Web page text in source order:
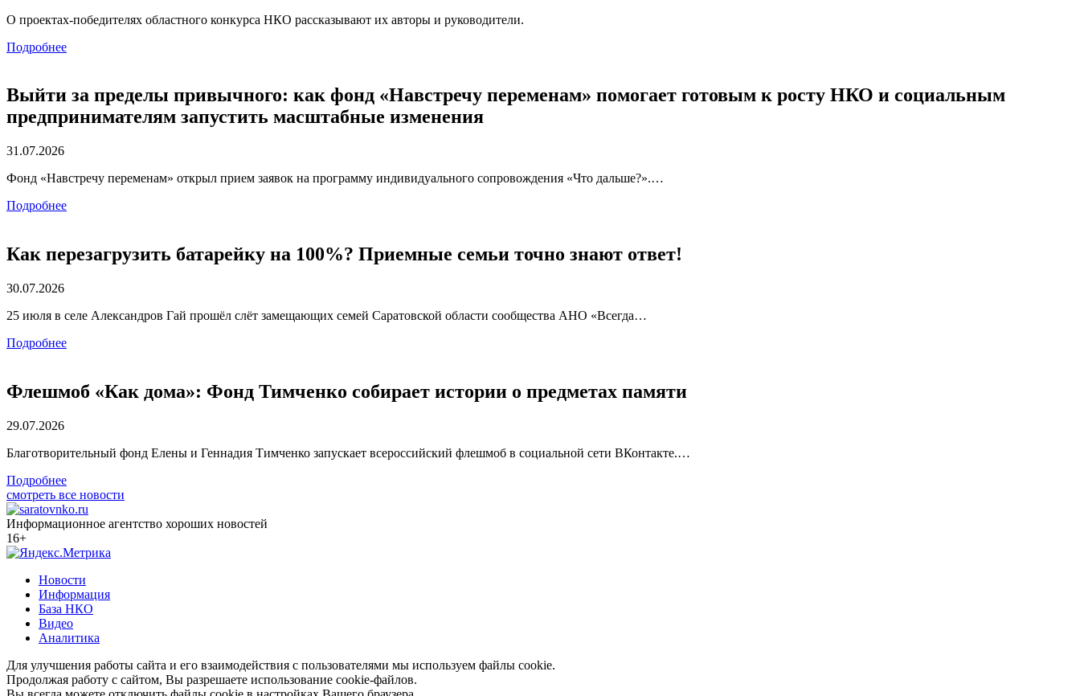
О проектах-победителях областного конкурса НКО рассказывают их авторы и руководители.
Подробнее
Выйти за пределы привычного: как фонд «Навстречу переменам» помогает готовым к росту НКО и социальным
предпринимателям запустить масштабные изменения
31.07.2026
Фонд «Навстречу переменам» открыл прием заявок на программу индивидуального сопровождения «Что дальше?».…
Подробнее
Как перезагрузить батарейку на 100%? Приемные семьи точно знают ответ!
30.07.2026
25 июля в селе Александров Гай прошёл слёт замещающих семей Саратовской области сообщества АНО «Всегда…
Подробнее
Флешмоб «Как дома»: Фонд Тимченко собирает истории о предметах памяти
29.07.2026
Благотворительный фонд Елены и Геннадия Тимченко запускает всероссийский флешмоб в социальной сети ВКонтакте.…
Подробнее
смотреть все новости
Информационное агентство хороших новостей
16+
Новости
Информация
База НКО
Видео
Аналитика
Для улучшения работы сайта и его взаимодействия с пользователями мы используем файлы cookie.
Продолжая работу с сайтом, Вы разрешаете использование cookie-файлов.